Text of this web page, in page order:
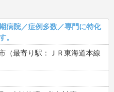
病院／症例多数／専門に特化
。
（最寄り駅：ＪＲ東海道本線